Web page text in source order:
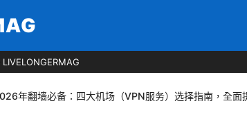
年翻墙必备：四大机场（VPN服务）选择指南，全面